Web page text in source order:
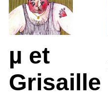
µ et
Grisaille